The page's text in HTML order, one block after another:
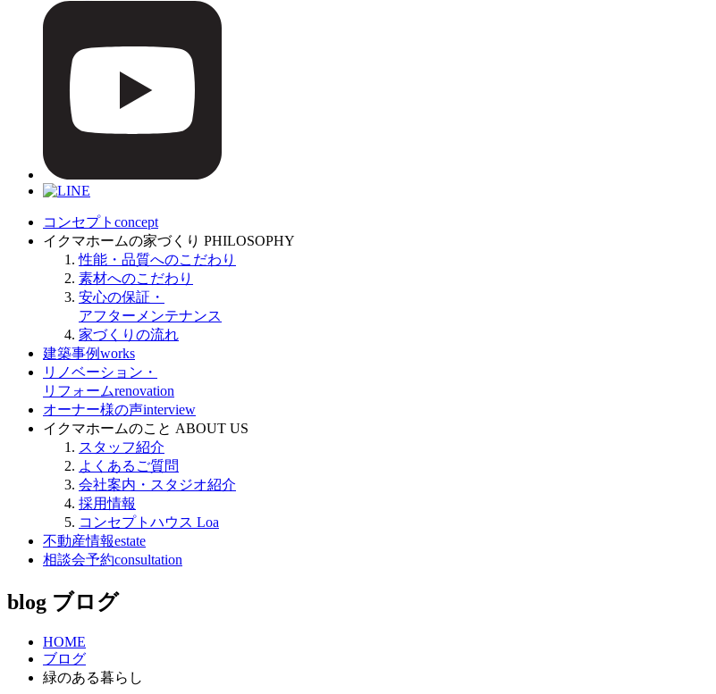
コンセプト concept
イクマホームの家づくり PHILOSOPHY
性能・品質へのこだわり
素材へのこだわり
安心の保証・
アフターメンテナンス
家づくりの流れ
建築事例works
リノベーション・
リフォームrenovation
オーナー様の声interview
イクマホームのこと ABOUT US
スタッフ紹介
よくあるご質問
会社案内・スタジオ紹介
採用情報
コンセプトハウス Loa
不動産情報estate
相談会予約consultation
blog ブログ
HOME
ブログ
緑のある暮らし